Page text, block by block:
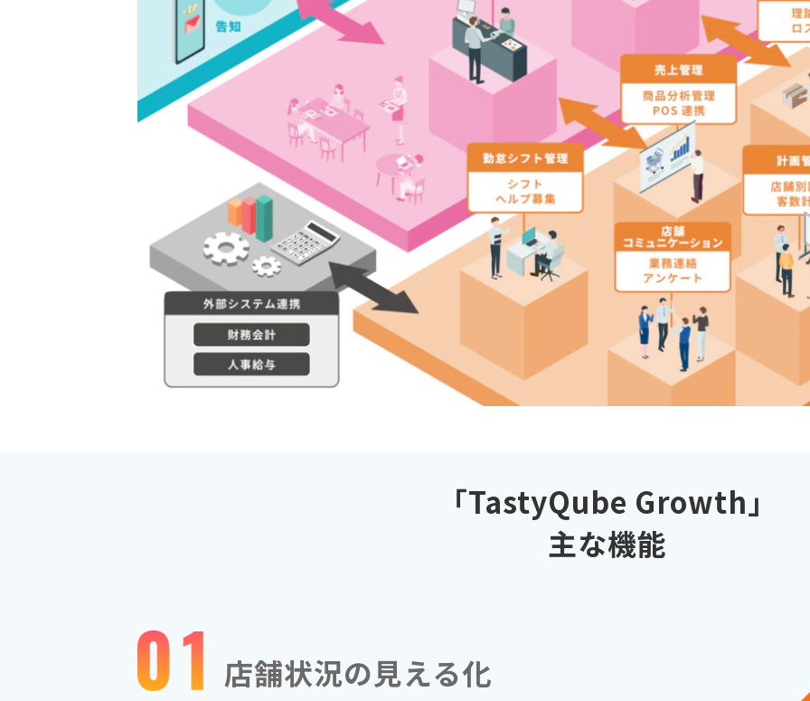
「TastyQube Growth」
主な機能
店舗状況の見える化